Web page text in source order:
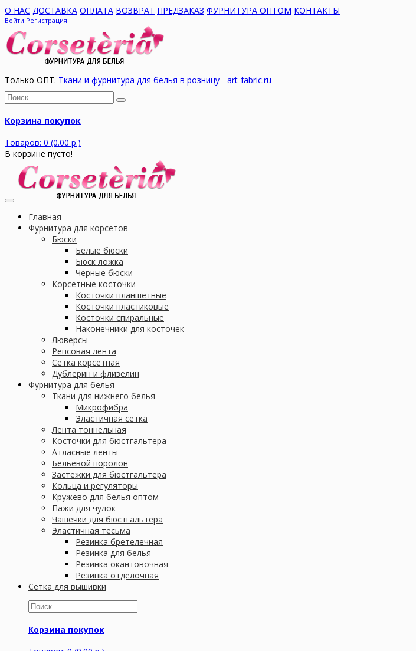
О НАС ДОСТАВКА ОПЛАТА ВОЗВРАТ ПРЕДЗАКАЗ ФУРНИТУРА ОПТОМ КОНТАКТЫ
Войти Регистрация
Только ОПТ. Ткани и фурнитура для белья в розницу - art-fabric.ru
Корзина покупок
Товаров: 0 (0.00 р.)
В корзине пусто!
Главная
Фурнитура для корсетов
Бюски
Белые бюски
Бюск ложка
Черные бюски
Корсетные косточки
Косточки планшетные
Косточки пластиковые
Косточки спиральные
Наконечники для косточек
Люверсы
Репсовая лента
Сетка корсетная
Дублерин и флизелин
Фурнитура для белья
Ткани для нижнего белья
Микрофибра
Эластичная сетка
Лента тоннельная
Косточки для бюстгальтера
Атласные ленты
Бельевой поролон
Застежки для бюстгальтера
Кольца и регуляторы
Кружево для белья оптом
Пажи для чулок
Чашечки для бюстгальтера
Эластичная тесьма
Резинка бретелечная
Резинка для белья
Резинка окантовочная
Резинка отделочная
Сетка для вышивки
Корзина покупок